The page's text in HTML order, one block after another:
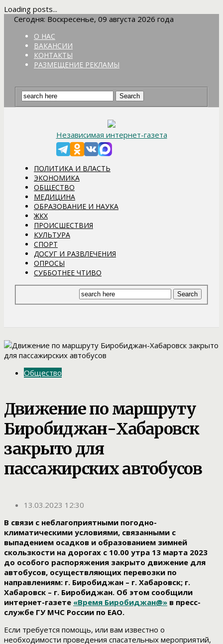
Loading posts...
Сегодня: Воскресенье, 09 августа 2026 года
О НАС
ВАКАНСИИ
КОНТАКТЫ
РАЗМЕЩЕНИЕ РЕКЛАМЫ
Независимая интернет-газета
ПОЛИТИКА И ВЛАСТЬ
ЭКОНОМИКА
ОБЩЕСТВО
МЕДИЦИНА
ОБРАЗОВАНИЕ И НАУКА
ЖКХ
ПРОИСШЕСТВИЯ
КУЛЬТУРА
СПОРТ
ДОСУГ И РАЗВЛЕЧЕНИЯ
ОПРОСЫ
СУББОТНЕЕ ЧТИВО
Общество
Движение по маршруту
Биробиджан-Хабаровск
закрыто для
пассажирских автобусов
13.03.2023 12:30
В связи с неблагоприятными погодно-
климатическими условиями, связанными с
выпадением осадков и образованием зимней
скользкости на дорогах с 10.00 утра 13 марта 2023
до особого распоряжения закрыто движение для
автобусов, осуществляющих перевозки по
направлениям: г. Биробиджан – г. Хабаровск; г.
Хабаровск – г. Биробиджан. Об этом сообщили
интернет-газете «Время Биробиджан@» в пресс-
службе ГУ МЧС России по ЕАО.
Если требуется помощь, или вам известно о
необходимости проведения спасательных мероприятий,